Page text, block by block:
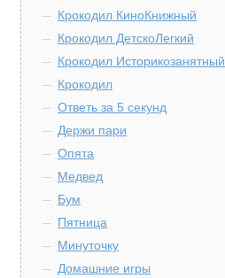
Крокодил КиноКнижный
Крокодил ДетскоЛегкий
Крокодил Историкозанятный
Крокодил
Ответь за 5 секунд
Держи пари
Опята
Медвед
Бум
Пятница
Минуточку
Домашние игры